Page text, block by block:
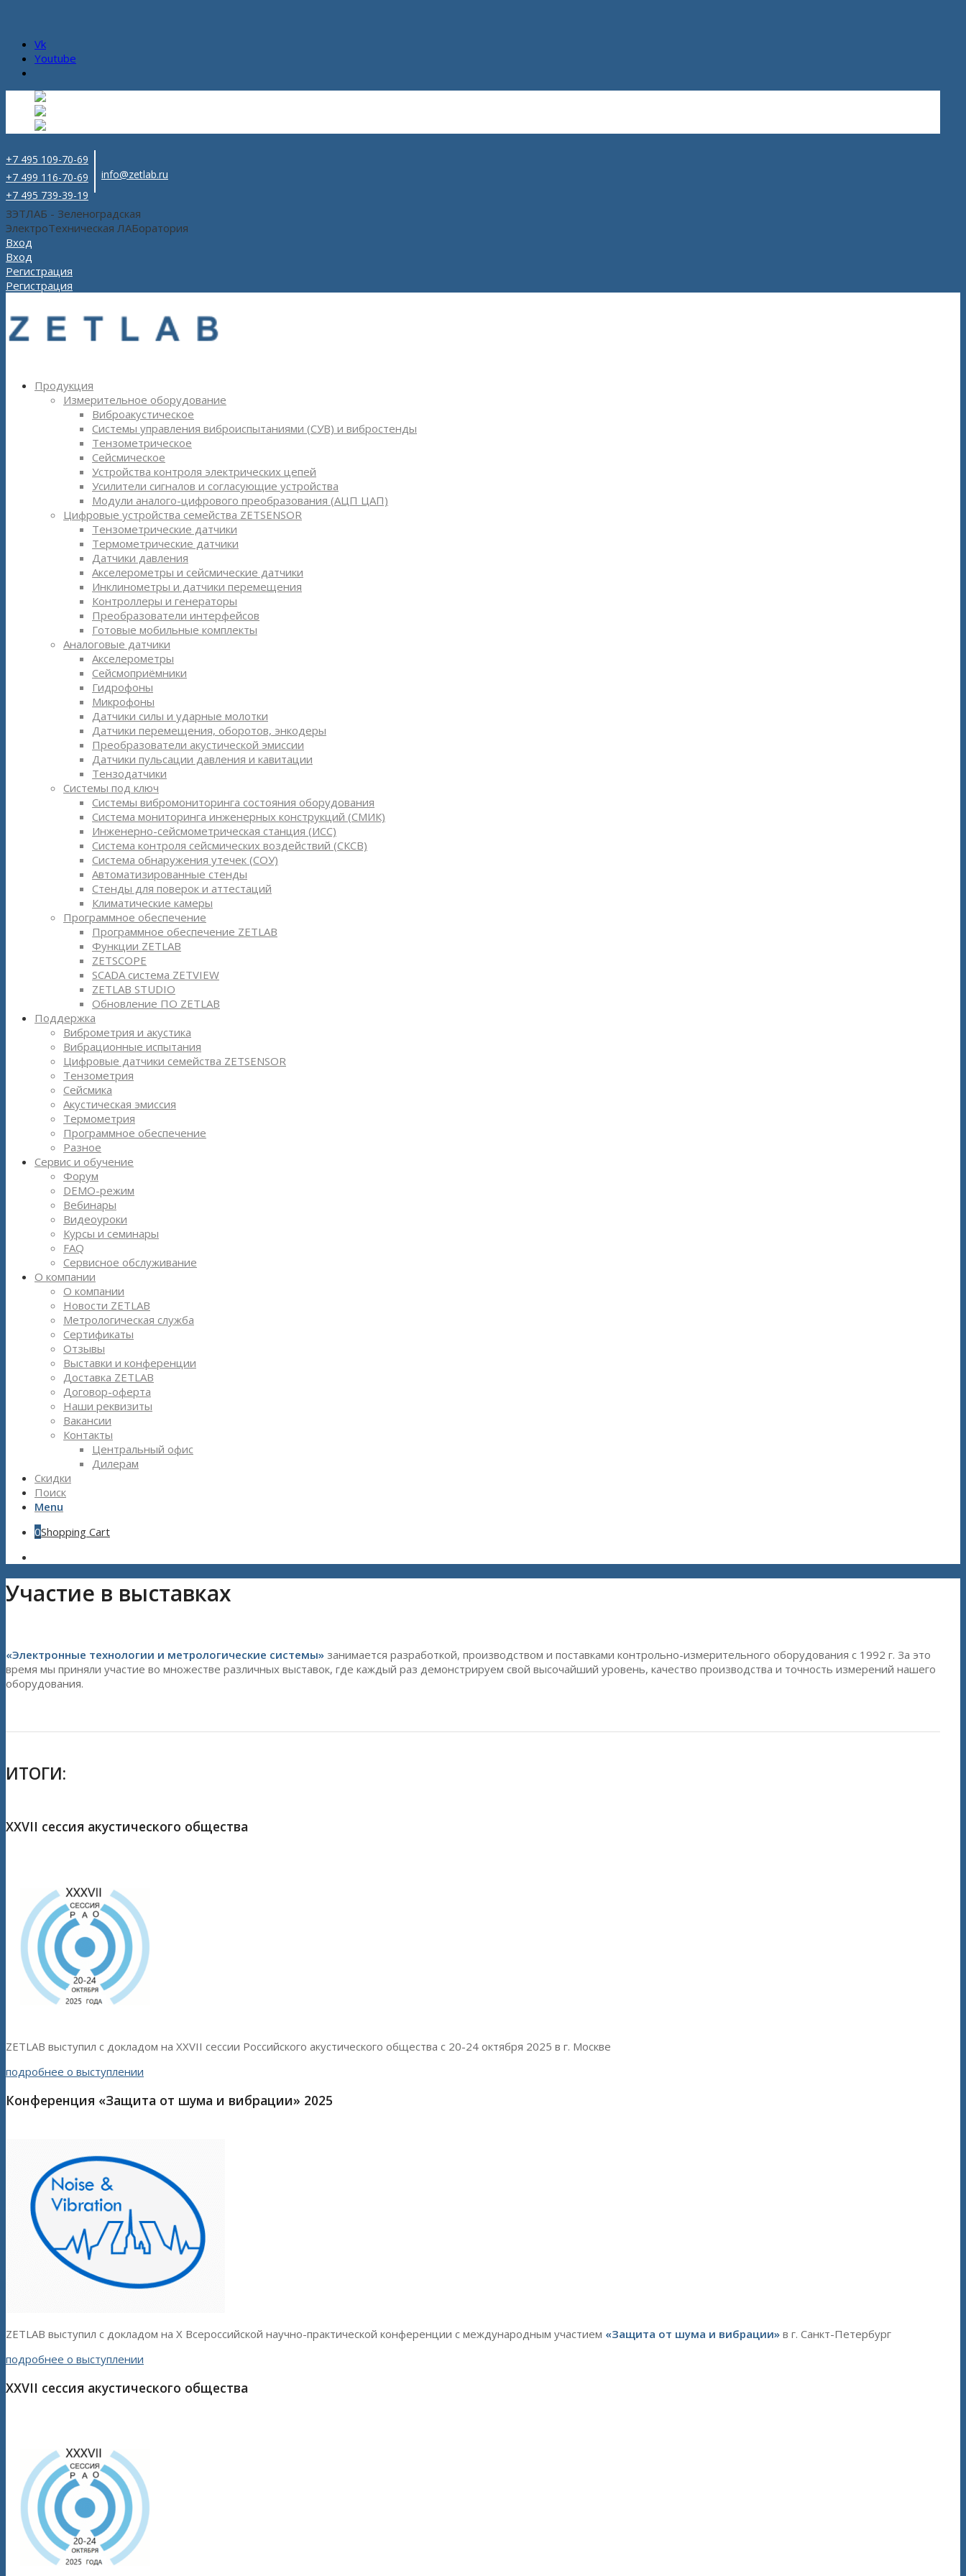
Vk
Youtube
+7 495 109-70-69
+7 499 116-70-69
+7 495 739-39-19
info@zetlab.ru
ЗЭТЛАБ - Зеленоградская
ЭлектроТехническая ЛАБоратория
Вход
Вход
Регистрация
Регистрация
Продукция
Измерительное оборудование
Виброакустическое
Системы управления виброиспытаниями (СУВ) и вибростенды
Тензометрическое
Сейсмическое
Устройства контроля электрических цепей
Усилители сигналов и согласующие устройства
Модули аналого-цифрового преобразования (АЦП ЦАП)
Цифровые устройства семейства ZETSENSOR
Тензометрические датчики
Термометрические датчики
Датчики давления
Акселерометры и сейсмические датчики
Инклинометры и датчики перемещения
Контроллеры и генераторы
Преобразователи интерфейсов
Готовые мобильные комплекты
Аналоговые датчики
Акселерометры
Сейсмоприёмники
Гидрофоны
Микрофоны
Датчики силы и ударные молотки
Датчики перемещения, оборотов, энкодеры
Преобразователи акустической эмиссии
Датчики пульсации давления и кавитации
Тензодатчики
Системы под ключ
Системы вибромониторинга состояния оборудования
Система мониторинга инженерных конструкций (СМИК)
Инженерно-сейсмометрическая станция (ИСС)
Система контроля сейсмических воздействий (СКСВ)
Система обнаружения утечек (СОУ)
Автоматизированные стенды
Стенды для поверок и аттестаций
Климатические камеры
Программное обеспечение
Программное обеспечение ZETLAB
Функции ZETLAB
ZETSCOPE
SCADA система ZETVIEW
ZETLAB STUDIO
Обновление ПО ZETLAB
Поддержка
Виброметрия и акустика
Вибрационные испытания
Цифровые датчики семейства ZETSENSOR
Тензометрия
Сейсмика
Акустическая эмиссия
Термометрия
Программное обеспечение
Разное
Сервис и обучение
Форум
DEMO-режим
Вебинары
Видеоуроки
Курсы и семинары
FAQ
Сервисное обслуживание
О компании
О компании
Новости ZETLAB
Метрологическая служба
Сертификаты
Отзывы
Выставки и конференции
Доставка ZETLAB
Договор-оферта
Наши реквизиты
Вакансии
Контакты
Центральный офис
Дилерам
Скидки
Поиск
Menu
0Shopping Cart
Участие в выставках
«Электронные технологии и метрологические системы» занимается разработкой, производством и поставками контрольно-измерительного оборудования с 1992 г. За это
время мы приняли участие во множестве различных выставок, где каждый раз демонстрируем свой высочайший уровень, качество производства и точность измерений нашего
оборудования.
ИТОГИ:
XXVII сессия акустического общества
ZETLAB выступил с докладом на XXVII сессии Российского акустического общества с 20-24 октября 2025 в г. Москве
подробнее о выступлении
Конференция «Защита от шума и вибрации» 2025
ZETLAB выступил с докладом на X Всероссийской научно-практической конференции с международным участием «Защита от шума и вибрации» в г. Санкт-Петербург
подробнее о выступлении
XXVII сессия акустического общества